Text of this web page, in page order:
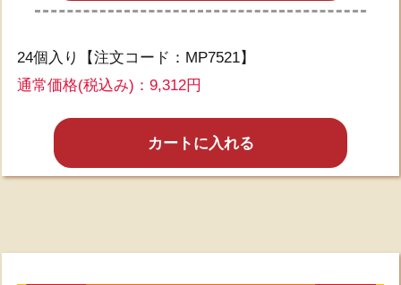
24個入り【注文コード：MP7521】
通常価格(税込み)：9,312円
カートに入れる